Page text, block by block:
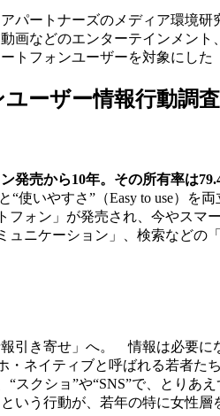
パートナーズのメディア環境
画などのエンターテインメン
トフォンユーザーを対象にした
ーザー情報行動調
発売から10年。その所有率は
“使いやすさ”（Easy to use）を
フォン」が発売され、今やスマ
ュニケーション」、検索などの
引き寄せ」へ。 情報は必要に
・ネイティブと呼ばれる若者た
“スクショ”や“SNS”で、とりあ
いう行動が、若年の特に女性層